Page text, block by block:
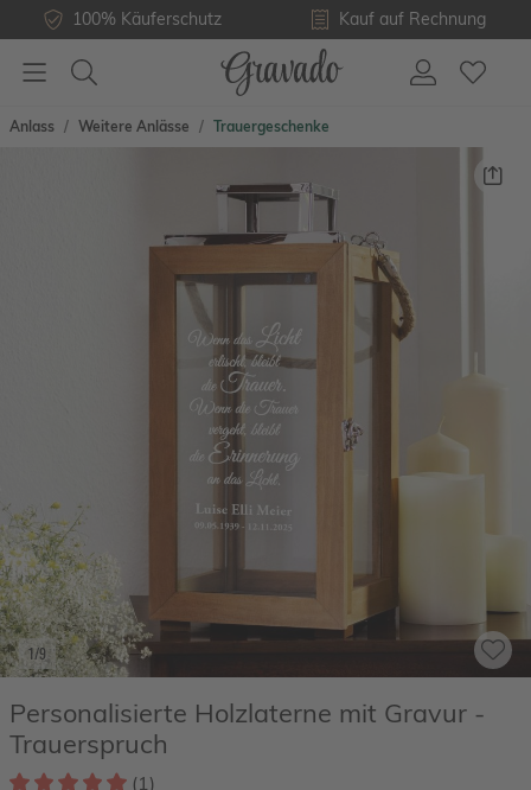
100% Käuferschutz Kauf auf Rechnung
Anlass Weitere Anlässe Trauergeschenke
1/9
Personalisierte Holzlaterne mit Gravur -
Trauerspruch
(1)